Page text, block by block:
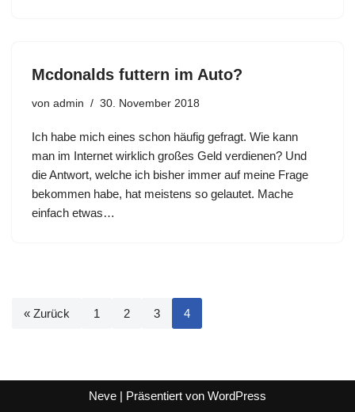
Mcdonalds futtern im Auto?
von admin 30. November 2018
Ich habe mich eines schon häufig gefragt. Wie kann
man im Internet wirklich großes Geld verdienen? Und
die Antwort, welche ich bisher immer auf meine Frage
bekommen habe, hat meistens so gelautet. Mache
einfach etwas…
« Zurück 1 2 3 4
Neve | Präsentiert von WordPress